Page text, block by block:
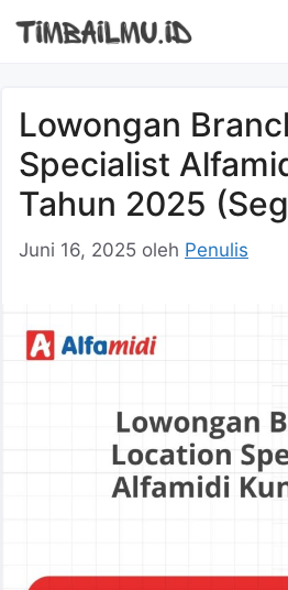
Lowongan
Specialist
Tahun 2025
Juni 16, 2025 oleh Penulis